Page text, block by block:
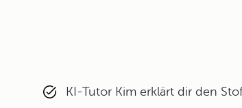
KI-Tutor Kim erklärt dir den